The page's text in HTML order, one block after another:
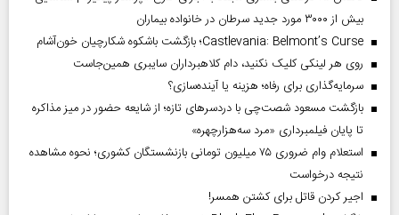
بیش از ۳۰۰۰ مورد جدید سرطان در خانواده بیماران
Castlevania: Belmont’s Curse؛ بازگشت باشکوه شکارچیان خون‌آشام
روی هر لینکی کلیک نکنید، دام کلاهبرداران سایبری همین‌جاست
سرمایه‌گذاری برای رفاه؛ هزینه یا آینده‌سازی؟
بازگشت مسعود شصت‌چی با دردسر‌های تازه؛ از شایعه حضور در میز مذاکره
تا پایان فیلمبرداری «مرد سه‌هزارچهره»
استعلام وام ضروری ۷۵ میلیون تومانی بازنشستگان کشوری؛ نحوه مشاهده
نتیجه درخواست
اجیر کردن قاتل برای کشتن همسر!